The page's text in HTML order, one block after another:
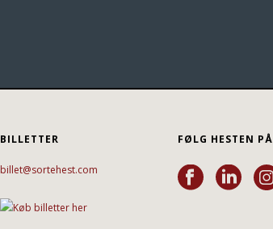
BILLETTER
billet@sortehest.com
FØLG HESTEN PÅ